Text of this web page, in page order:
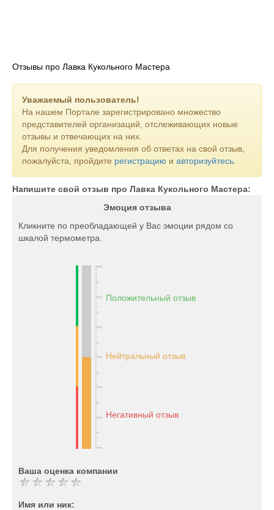
Отзывы про Лавка Кукольного Мастера
Уважаемый пользователь!
На нашем Портале зарегистрировано множество
представителей организаций, отслеживающих новые
отзывы и отвечающих на них.
Для получения уведомления об ответах на свой отзыв,
пожалуйста, пройдите регистрацию и авторизуйтесь
Напишите свой отзыв про Лавка Кукольного Мастера:
Эмоция отзыва
Кликните по преобладающей у Вас эмоции рядом со
шкалой термометра.
Положительный отзыв
Нейтральный отзыв
Негативный отзыв
Ваша оценка компании
Имя или ник: